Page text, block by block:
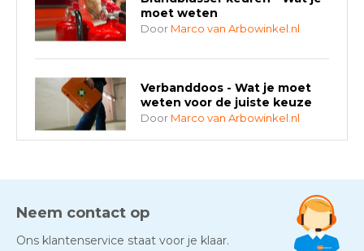
moet weten
Door Marco van Arbowinkel.nl
Verbanddoos - Wat je moet
weten voor de juiste keuze
Door Marco van Arbowinkel.nl
AED-apparaten - Welke past
Door Marco van Arbowinkel.nl
Neem contact op
Ons klantenservice staat voor je klaar.